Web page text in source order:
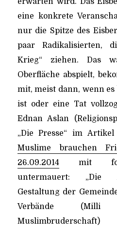
eine konkrete
nur die Spitze des
paar Radikalisierten,
Krieg“ ziehen. Das
Oberfläche abspielt,
mit, meist dann, wenn
ist oder eine Tat
Ednan Aslan
„Die Presse“ im
Muslime brauchen
26.09.2014mit
untermauert: „Die
Gestaltung der
Verbände (Milli